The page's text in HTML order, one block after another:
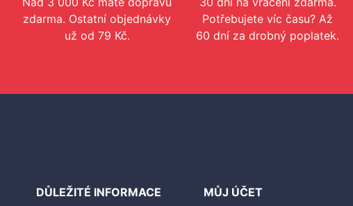
zdarma. Ostatní objednávky
už od 79 Kč.
Potřebujete víc času? Až
60 dní za drobný poplatek.
DŮLEŽITÉ INFORMACE
MŮJ ÚČET